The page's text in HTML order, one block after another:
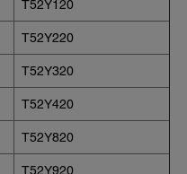
T52Y120
T52Y220
T52Y320
T52Y420
T52Y820
T52Y920